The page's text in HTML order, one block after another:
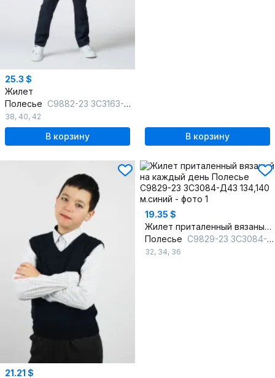
25.3 $
Жилет
Полесье С9882-23 3С3163-Д43 158,164 т.синий
38, 40, 42
В корзину В корзину
21.21 $
19.35 $
Жилет приталенный вязаный на каждый день
Полесье С9829-23 3С3084-Д43 134,140 м.синий
32, 34, 36